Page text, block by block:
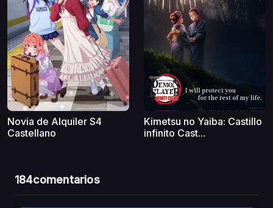
Novia de Alquiler S4
Castellano
Kimetsu no Yaiba: Castillo
infinito Cast...
184comentarios